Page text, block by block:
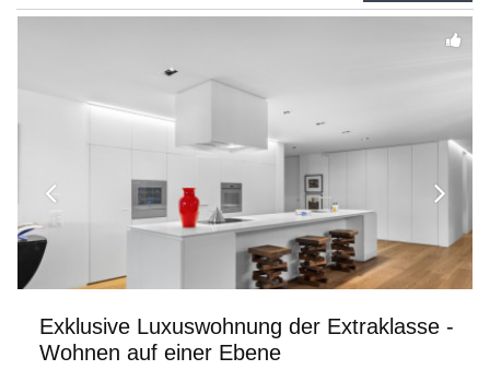
grandes chambresUn vaste séjour...
Exklusive Luxuswohnung der Extraklasse -
Wohnen auf einer Ebene